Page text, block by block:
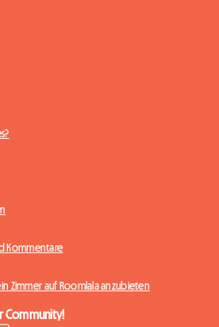
Kommentare
Zimmer auf Roomlala anzubieten
Community!